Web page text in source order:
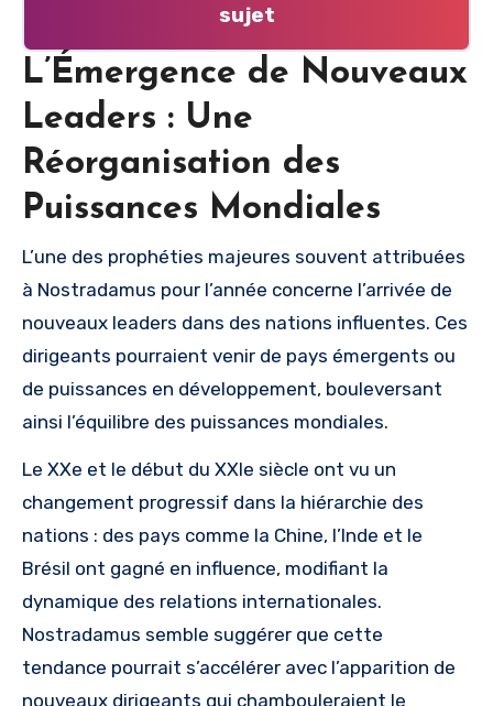
sujet
L’Émergence de Nouveaux
Leaders : Une
Réorganisation des
Puissances Mondiales
L’une des prophéties majeures souvent attribuées
à Nostradamus pour l’année concerne l’arrivée de
nouveaux leaders dans des nations influentes. Ces
dirigeants pourraient venir de pays émergents ou
de puissances en développement, bouleversant
ainsi l’équilibre des puissances mondiales.
Le XXe et le début du XXIe siècle ont vu un
changement progressif dans la hiérarchie des
nations : des pays comme la Chine, l’Inde et le
Brésil ont gagné en influence, modifiant la
dynamique des relations internationales.
Nostradamus semble suggérer que cette
tendance pourrait s’accélérer avec l’apparition de
nouveaux dirigeants qui chambouleraient le